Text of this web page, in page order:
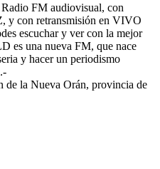
FM audiovisual, con
y con retransmisión en VIVO
escuchar y ver con la mejor
es una nueva FM, que nace
y hacer un periodismo
de la Nueva Orán, provincia de